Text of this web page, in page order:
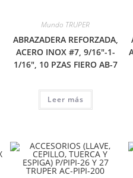
Mundo TRUPER
ABRAZADERA REFORZADA,
ACERO INOX #7, 9/16″-1-
1/16″, 10 PZAS FIERO AB-7
Leer más